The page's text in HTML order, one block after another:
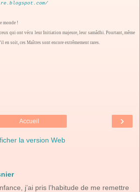
monde !
qui ont vécu leur Initiation majeure, leur samâdhi. Pourtant, même
soit, ces Maîtres sont encore extrêmement rares.
›
Accueil
la version Web
j’ai pris l’habitude de me remettre